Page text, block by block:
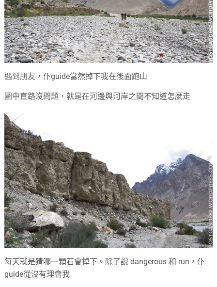
遇到朋友，仆guide當然掉下我在後面跑山
圖中直路沒問題，就是在河邊與河岸之間不知道怎麼走
每天就是猜哪一顆石會掉下。除了說 dangerous 和 run，仆
guide從沒有理會我